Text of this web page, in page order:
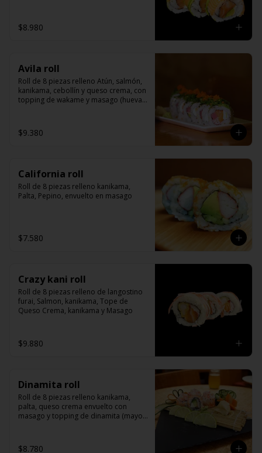
$8.980
Avila roll
Roll de 8 piezas relleno Atún, salmón,
kanikama, cebollín y queso crema, con
topping de wakame y masago (huevas
$9.380
California roll
Roll de 8 piezas relleno kanikama,
Palta, Pepino, envuelto en masago
$7.580
Crazy kani roll
Roll de 8 piezas relleno de langostino
furai, Salmon, kanikama, Tope de
Queso Crema, kanikama y Masago
$9.880
Dinamita roll
Roll de 8 piezas relleno kanikama,
palta, queso crema envuelto con
masago y topping de dinamita (mayo y
$8.780